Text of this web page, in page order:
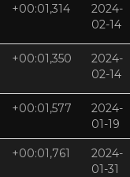
+00:01,314
2024-
02-14
+00:01,350
2024-
02-14
+00:01,577
2024-
01-19
+00:01,761
2024-
01-31